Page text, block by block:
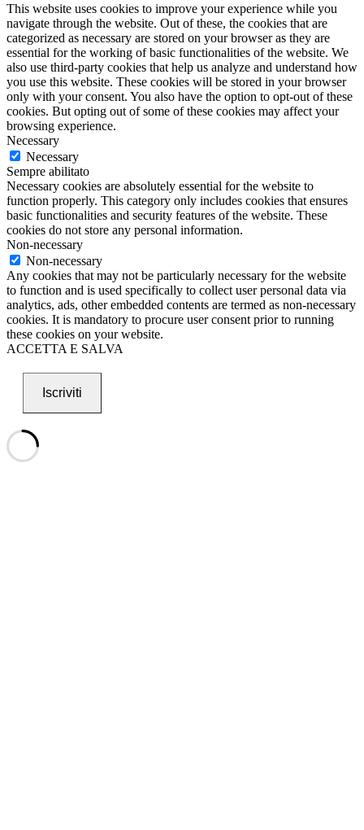
This website uses cookies to improve your experience while you
navigate through the website. Out of these, the cookies that are
categorized as necessary are stored on your browser as they are
essential for the working of basic functionalities of the website. We
also use third-party cookies that help us analyze and understand how
you use this website. These cookies will be stored in your browser
only with your consent. You also have the option to opt-out of these
cookies. But opting out of some of these cookies may affect your
browsing experience.
Necessary
Necessary
Sempre abilitato
Necessary cookies are absolutely essential for the website to
function properly. This category only includes cookies that ensures
basic functionalities and security features of the website. These
cookies do not store any personal information.
Non-necessary
Non-necessary
Any cookies that may not be particularly necessary for the website
to function and is used specifically to collect user personal data via
analytics, ads, other embedded contents are termed as non-necessary
cookies. It is mandatory to procure user consent prior to running
these cookies on your website.
ACCETTA E SALVA
Iscriviti